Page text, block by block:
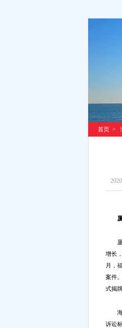
首页 >
厦
增长
月，
案件
式揭
海
诉讼